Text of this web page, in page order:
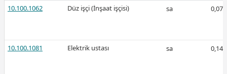
10.100.1062 Düz işçi (İnşaat işçisi) sa 0,07
10.100.1081 Elektrik ustası sa 0,14